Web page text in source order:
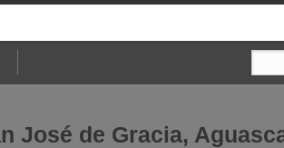
José de Gracia,